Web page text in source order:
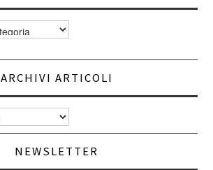
ARCHIVI ARTICOLI
NEWSLETTER